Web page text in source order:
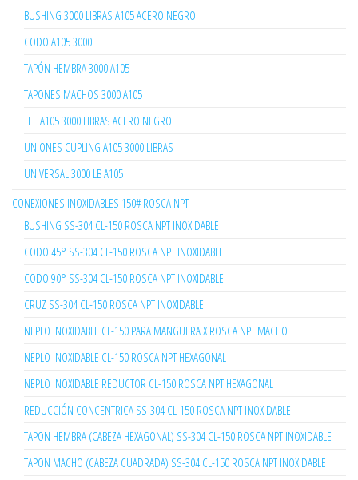
BUSHING 3000 LIBRAS A105 ACERO NEGRO
CODO A105 3000
TAPÓN HEMBRA 3000 A105
TAPONES MACHOS 3000 A105
TEE A105 3000 LIBRAS ACERO NEGRO
UNIONES CUPLING A105 3000 LIBRAS
UNIVERSAL 3000 LB A105
CONEXIONES INOXIDABLES 150# ROSCA NPT
BUSHING SS-304 CL-150 ROSCA NPT INOXIDABLE
CODO 45° SS-304 CL-150 ROSCA NPT INOXIDABLE
CODO 90° SS-304 CL-150 ROSCA NPT INOXIDABLE
CRUZ SS-304 CL-150 ROSCA NPT INOXIDABLE
NEPLO INOXIDABLE CL-150 PARA MANGUERA X ROSCA NPT MACHO
NEPLO INOXIDABLE CL-150 ROSCA NPT HEXAGONAL
NEPLO INOXIDABLE REDUCTOR CL-150 ROSCA NPT HEXAGONAL
REDUCCIÓN CONCENTRICA SS-304 CL-150 ROSCA NPT INOXIDABLE
TAPON HEMBRA (CABEZA HEXAGONAL) SS-304 CL-150 ROSCA NPT INOXIDABLE
TAPON MACHO (CABEZA CUADRADA) SS-304 CL-150 ROSCA NPT INOXIDABLE